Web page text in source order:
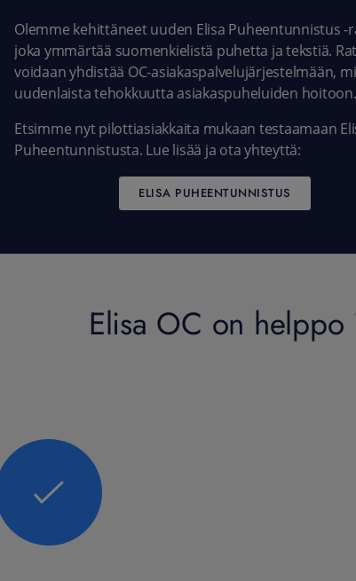
Olemme kehittäneet uuden Elisa Puheentunnistus -
joka ymmärtää suomenkielistä puhetta ja tekstiä.
voidaan yhdistää OC-asiakaspalvelujärjestelmään,
uudenlaista tehokkuutta asiakaspuheluiden hoitoon.
Etsimme nyt pilottiasiakkaita mukaan testaamaan
Puheentunnistusta. Lue lisää ja ota yhteyttä:
ELISA PUHEENTUNNISTUS
Elisa OC on